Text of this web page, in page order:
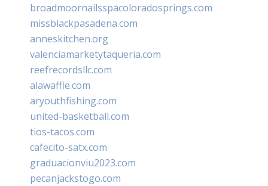
broadmoornailsspacoloradosprings.com
missblackpasadena.com
anneskitchen.org
valenciamarketytaqueria.com
reefrecordsllc.com
alawaffle.com
aryouthfishing.com
united-basketball.com
tios-tacos.com
cafecito-satx.com
graduacionviu2023.com
pecanjackstogo.com